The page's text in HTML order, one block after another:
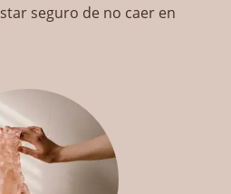
seguro de no caer en